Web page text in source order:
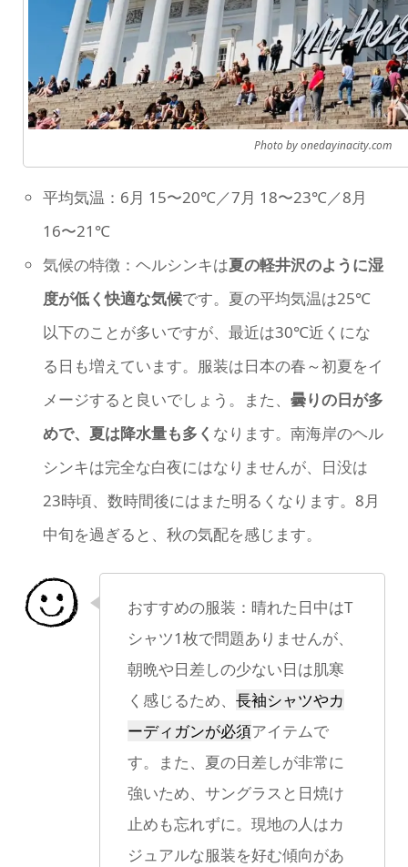
Photo by onedayinacity.com
平均気温：6月 15〜20℃／7月 18〜23℃／8月
16〜21℃
気候の特徴：ヘルシンキは夏の軽井沢のように湿
度が低く快適な気候です。夏の平均気温は25℃
以下のことが多いですが、最近は30℃近くにな
る日も増えています。服装は日本の春～初夏をイ
メージすると良いでしょう。また、 曇りの日が多
めで、夏は降水量も多く なります。南海岸のヘル
シンキは完全な白夜にはなりませんが、日没は
23時頃、数時間後にはまた明るくなります。8月
中旬を過ぎると、秋の気配を感じます。
おすすめの服装：晴れた日中はT
シャツ1枚で問題ありませんが、
朝晩や日差しの少ない日は肌寒
く感じるため、 長袖シャツやカ
ーディガンが必須アイテムで
す。また、夏の日差しが非常に
強いため、サングラスと日焼け
止めも忘れずに。現地の人はカ
ジュアルな服装を好む傾向があ